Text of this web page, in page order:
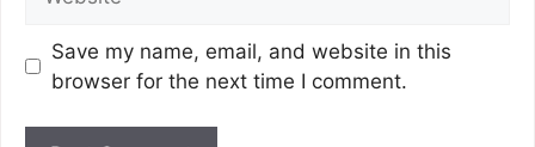
Save my name, email, and website in this
browser for the next time I comment.